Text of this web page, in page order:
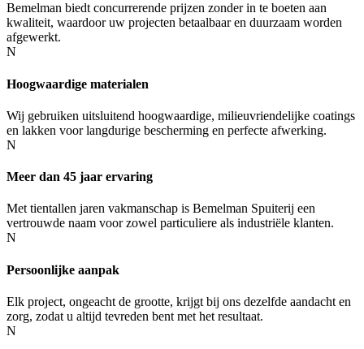
Bemelman biedt concurrerende prijzen zonder in te boeten aan
kwaliteit, waardoor uw projecten betaalbaar en duurzaam worden
afgewerkt.
N
Hoogwaardige materialen
Wij gebruiken uitsluitend hoogwaardige, milieuvriendelijke coatings
en lakken voor langdurige bescherming en perfecte afwerking.
N
Meer dan 45 jaar ervaring
Met tientallen jaren vakmanschap is Bemelman Spuiterij een
vertrouwde naam voor zowel particuliere als industriële klanten.
N
Persoonlijke aanpak
Elk project, ongeacht de grootte, krijgt bij ons dezelfde aandacht en
zorg, zodat u altijd tevreden bent met het resultaat.
N